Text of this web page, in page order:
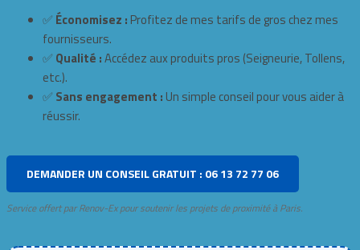
✅ Économisez : Profitez de mes tarifs de gros chez mes
fournisseurs.
✅ Qualité :Accédez aux produits pros (Seigneurie, Tollens,
etc.).
✅ Sans engagement : Un simple conseil pour vous aider à
réussir.
DEMANDER UN CONSEIL GRATUIT : 06 13 72 77 06
Service offert par Renov-Ex pour soutenir les projets de proximité à Paris.